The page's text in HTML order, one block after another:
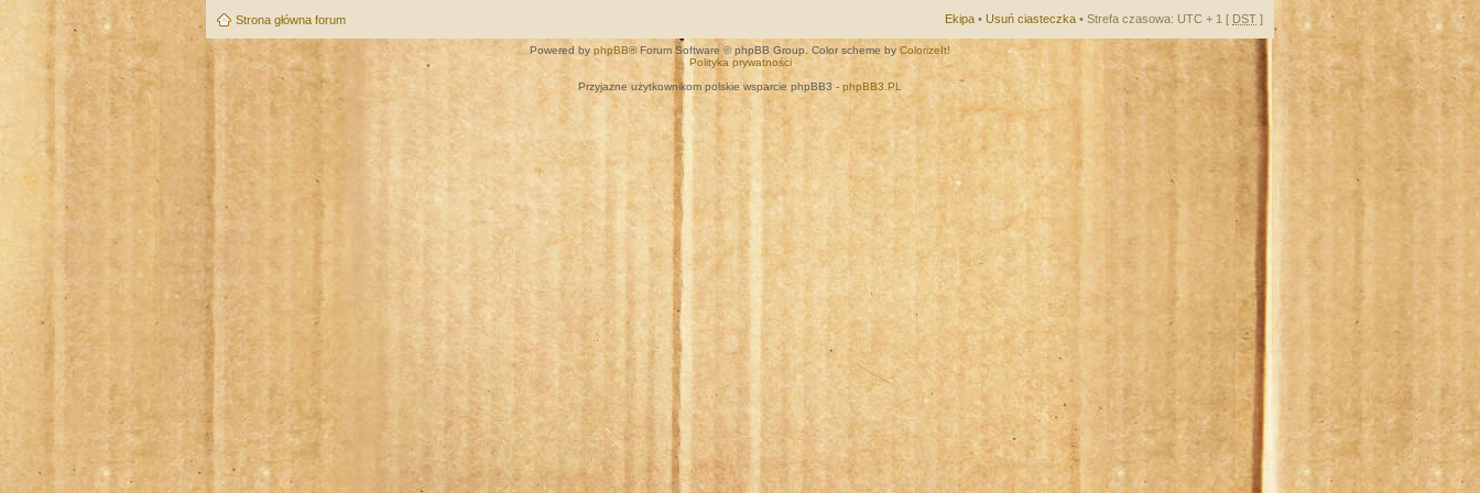
Strona główna forum Ekipa • Usuń ciasteczka • Strefa czasowa: UTC + 1 [ DST ]
Powered by phpBB® Forum Software © phpBB Group. Color scheme by ColorizeIt!
Polityka prywatności
Przyjazne użytkownikom polskie wsparcie phpBB3 - phpBB3.PL